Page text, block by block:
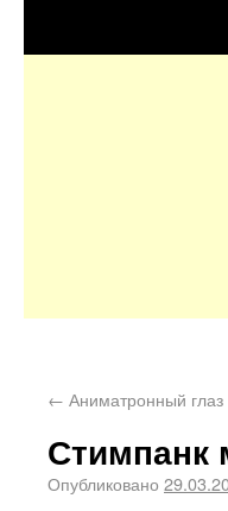
← Аниматронный глаз
Опубликовано